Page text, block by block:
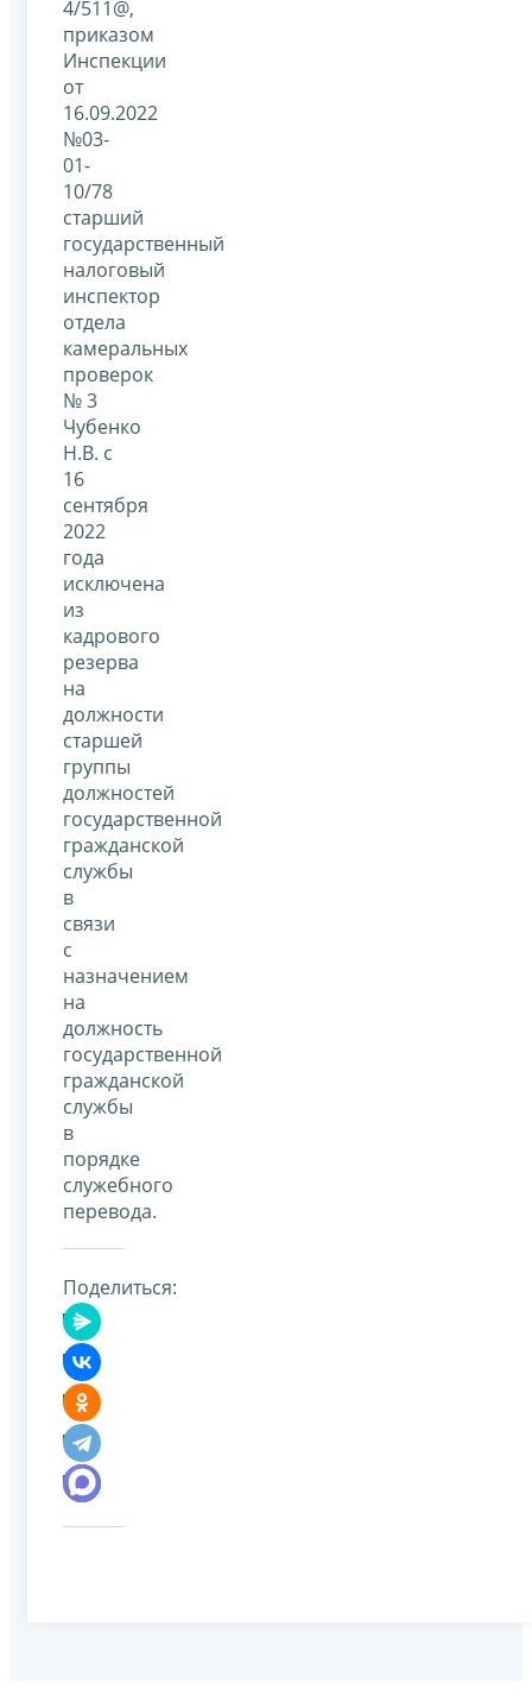
4/511@,
приказом
Инспекции
от
16.09.2022
№03-
01-
10/78
старший
государственный
налоговый
инспектор
отдела
камеральных
проверок
№ 3
Чубенко
Н.В. с
16
сентября
2022
года
исключена
из
кадрового
резерва
на
должности
старшей
группы
должностей
государственной
гражданской
службы
в
связи
с
назначением
на
должность
государственной
гражданской
службы
в
порядке
служебного
перевода.
Поделиться: